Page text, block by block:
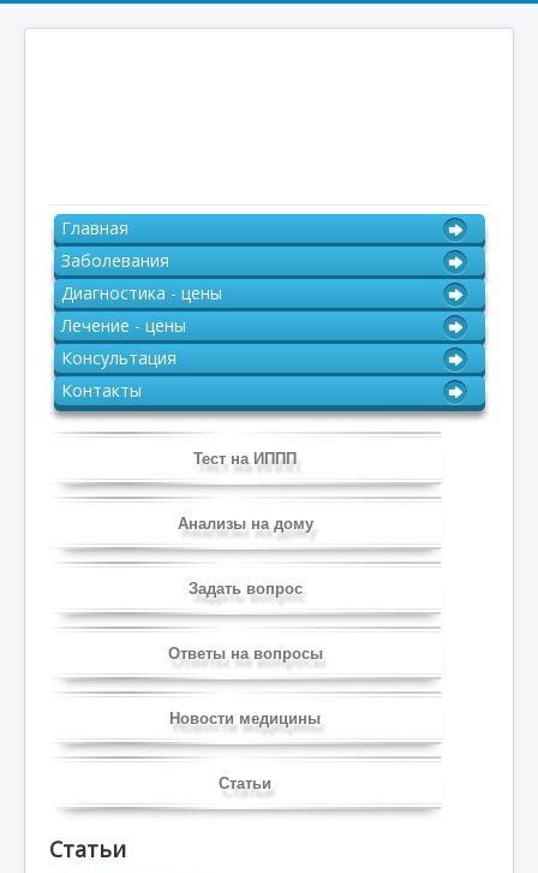
Главная
Заболевания
Диагностика - цены
Лечение - цены
Консультация
Контакты
Тест на ИППП
Анализы на дому
Задать вопрос
Ответы на вопросы
Новости медицины
Статьи
Статьи